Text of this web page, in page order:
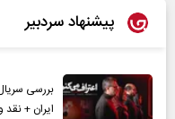
پیشنهاد سردبیر
بررسی
ایران + نقد